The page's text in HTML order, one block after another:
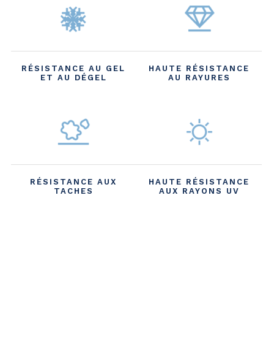
RÉSISTANCE AU GEL
ET AU DÉGEL
HAUTE RÉSISTANCE
AU RAYURES
RÉSISTANCE AUX
TACHES
HAUTE RÉSISTANCE
AUX RAYONS UV